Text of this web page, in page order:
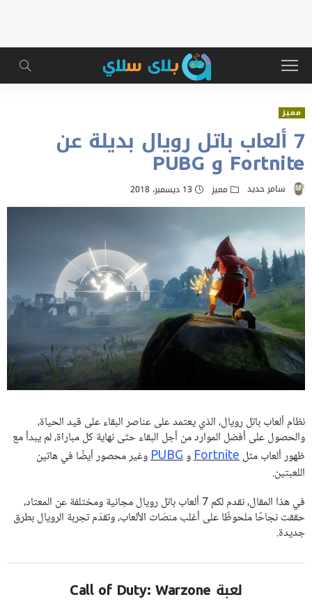
مميز
7 ألعاب باتل رويال بديلة عن
Fortnite و PUBG
سامر حديد مميز 13 ديسمبر، 2018
نظام ألعاب باتل رويال، الذي يعتمد على عناصر البقاء على قيد الحياة،
والحصول على أفضل الموارد من أجل البقاء حتّى نهاية كل مباراة، لم يبدأ مع
ظهور ألعاب مثلFortniteوPUBGوغير محصور أيضًا في هاتين
اللعبتين.
في هذا المقال، نقدم لكم 7 ألعاب باتل رويال مجانية ومختلفة عن المعتاد،
حققت نجاحًا ملحوظًا على أغلب منصّات الألعاب، وتقدّم تجربة الرويال بطرق
جديدة.
لعبة Call of Duty: Warzone